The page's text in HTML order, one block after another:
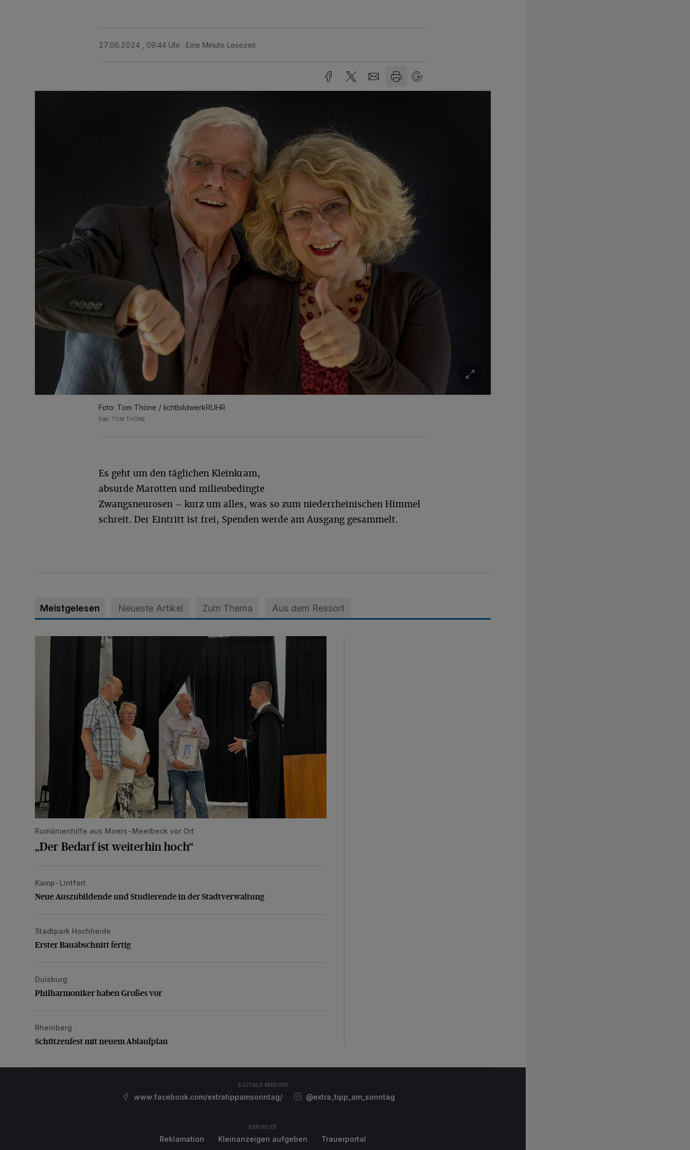
27.06.2024 , 09:44 Uhr Eine Minute Lesezeit
Foto: Tom Thöne / lichtbildwerkRUHR
Foto: TOM THÖNE
Es geht um den täglichen Kleinkram,
absurde Marotten und milieubedingte
Zwangsneurosen – kurz um alles, was so zum niederrheinischen Himmel
schreit. Der Eintritt ist frei, Spenden werde am Ausgang gesammelt.
Meistgelesen Neueste Artikel Zum Thema Aus dem Ressort
„Der Bedarf ist weiterhin hoch“
Rumänienhilfe aus Moers-Meerbeck vor Ort
„Der Bedarf ist weiterhin hoch“
Neue Auszubildende und Studierende in der Stadtverwaltung
Kamp-Lintfort
Neue Auszubildende und Studierende in der Stadtverwaltung
Erster Bauabschnitt fertig
Stadtpark Hochheide
Erster Bauabschnitt fertig
Philharmoniker haben Großes vor
Duisburg
Philharmoniker haben Großes vor
Schützenfest mit neuem Ablaufplan
Rheinberg
Schützenfest mit neuem Ablaufplan
SOZIALE MEDIEN
www.facebook.com/extratippamsonntag/ @extra_tipp_am_sonntag
SERVICES
Reklamation Kleinanzeigen aufgeben Trauerportal